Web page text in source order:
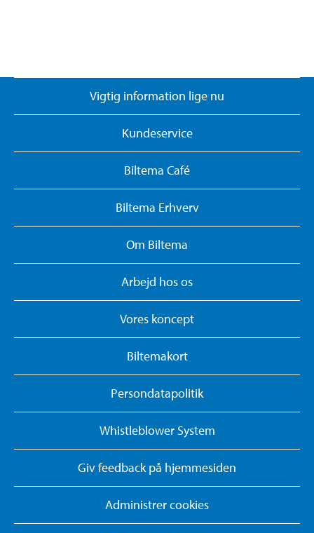
Vigtig information lige nu
Kundeservice
Biltema Café
Biltema Erhverv
Om Biltema
Arbejd hos os
Vores koncept
Biltemakort
Persondatapolitik
Whistleblower System
Giv feedback på hjemmesiden
Administrer cookies